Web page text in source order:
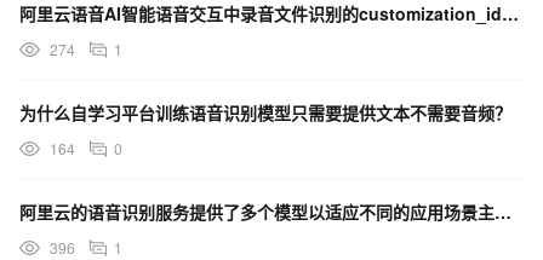
阿里云语音AI智能语音交互中录音文件识别的customization_id定制模型还是不能区分热词。
274 1
为什么自学习平台训练语音识别模型只需要提供文本不需要音频？
164 0
阿里云的语音识别服务提供了多个模型以适应不同的应用场景主要包括哪些？
396 1